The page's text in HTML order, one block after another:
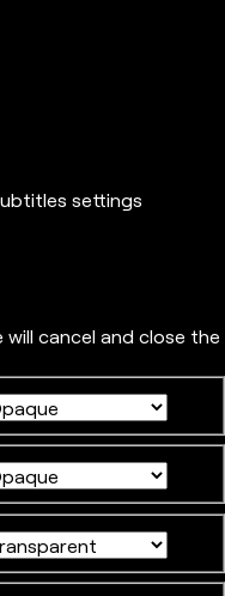
settings
cancel and close the